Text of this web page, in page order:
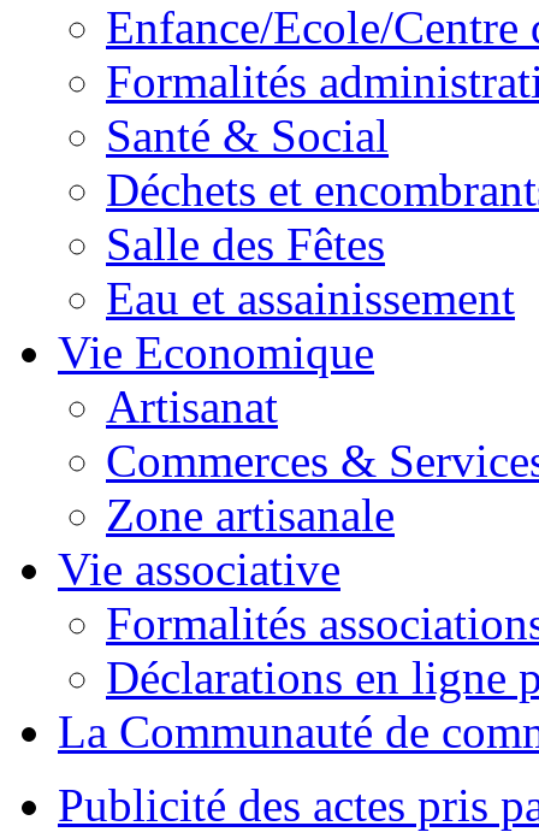
Enfance/Ecole/Centre
Formalités
Santé & Social
Déchets et
Salle des Fêtes
Eau et assainissement
Vie Economique
Artisanat
Commerces &
Zone artisanale
Vie associative
Formalités
Déclarations en ligne
La Communauté de
Publicité des actes pris